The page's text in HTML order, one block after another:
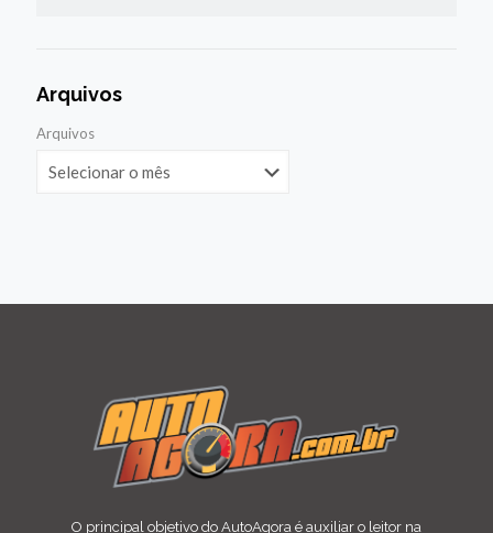
Arquivos
Arquivos
O principal objetivo do AutoAgora é auxiliar o leitor na